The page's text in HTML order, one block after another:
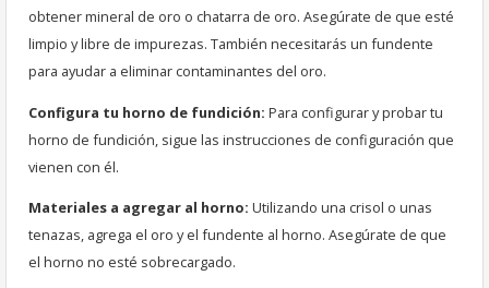
obtener mineral de oro o chatarra de oro. Asegúrate de que esté
limpio y libre de impurezas. También necesitarás un fundente
para ayudar a eliminar contaminantes del oro.
Configura tu horno de fundición: Para configurar y probar tu
horno de fundición, sigue las instrucciones de configuración que
vienen con él.
Materiales a agregar al horno: Utilizando una crisol o unas
tenazas, agrega el oro y el fundente al horno. Asegúrate de que
el horno no esté sobrecargado.